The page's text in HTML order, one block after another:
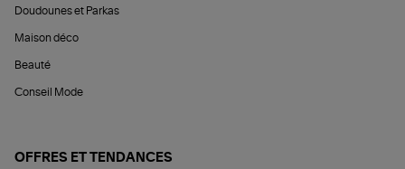
Doudounes et Parkas
Maison déco
Beauté
Conseil Mode
OFFRES ET TENDANCES